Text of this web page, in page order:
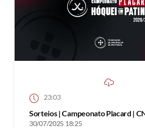
23:03
Sorteios | Campeonato Placard |
30/07/2025 18:25